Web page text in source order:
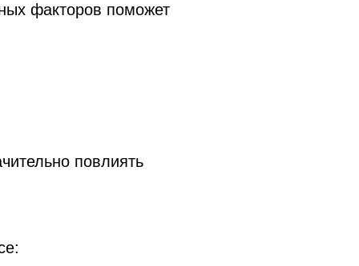
факторов поможет
повлиять